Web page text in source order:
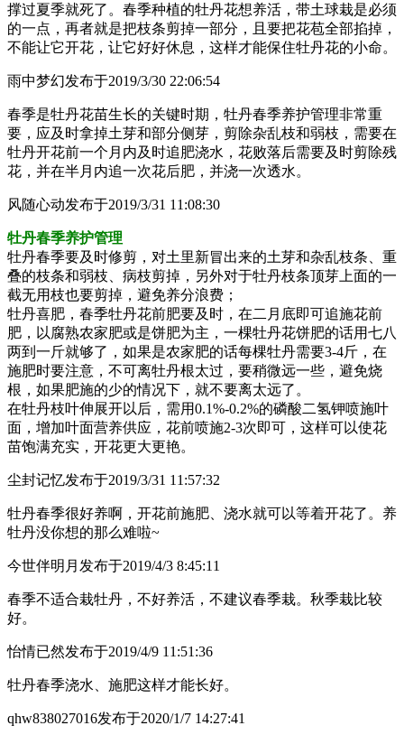
撑过夏季就死了。春季种植的牡丹花想养活，带土球栽是必须
的一点，再者就是把枝条剪掉一部分，且要把花苞全部掐掉，
不能让它开花，让它好好休息，这样才能保住牡丹花的小命。
雨中梦幻发布于2019/3/30 22:06:54
春季是牡丹花苗生长的关键时期，牡丹春季养护管理非常重
要，应及时拿掉土芽和部分侧芽，剪除杂乱枝和弱枝，需要在
牡丹开花前一个月内及时追肥浇水，花败落后需要及时剪除残
花，并在半月内追一次花后肥，并浇一次透水。
风随心动发布于2019/3/31 11:08:30
牡丹春季养护管理
牡丹春季要及时修剪，对土里新冒出来的土芽和杂乱枝条、重
叠的枝条和弱枝、病枝剪掉，另外对于牡丹枝条顶芽上面的一
截无用枝也要剪掉，避免养分浪费；
牡丹喜肥，春季牡丹花前肥要及时，在二月底即可追施花前
肥，以腐熟农家肥或是饼肥为主，一棵牡丹花饼肥的话用七八
两到一斤就够了，如果是农家肥的话每棵牡丹需要3-4斤，在
施肥时要注意，不可离牡丹根太过，要稍微远一些，避免烧
根，如果肥施的少的情况下，就不要离太远了。
在牡丹枝叶伸展开以后，需用0.1%-0.2%的磷酸二氢钾喷施叶
面，增加叶面营养供应，花前喷施2-3次即可，这样可以使花
苗饱满充实，开花更大更艳。
尘封记忆发布于2019/3/31 11:57:32
牡丹春季很好养啊，开花前施肥、浇水就可以等着开花了。养
牡丹没你想的那么难啦~
今世伴明月 发布于2019/4/3 8:45:11
春季不适合栽牡丹，不好养活，不建议春季栽。秋季栽比较
好。
怡情已然发布于2019/4/9 11:51:36
牡丹春季浇水、施肥这样才能长好。
qhw838027016发布于2020/1/7 14:27:41